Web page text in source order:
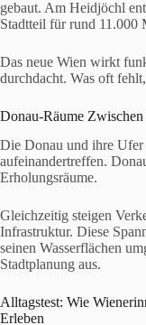
gebaut. Am Heidjöchl
Stadtteil für rund 11.000
Das neue Wien wirkt
durchdacht. Was oft
Donau-Räume
Die Donau und ihre Ufer
aufeinandertreffen.
Erholungsräume.
Gleichzeitig steigen
Infrastruktur. Diese
seinen Wasserflächen
Stadtplanung aus.
Alltagstest: Wie
Erleben